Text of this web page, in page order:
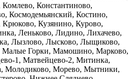
Константиново,
Космодемьянский, Костино,
Кузянино, Курово,
Леньково, Лидино, Лихачево,
Лызлово, Лысково, Лыщиково,
Малые Горки, Мамошино, Марково,
1, Матвейцево-2, Митинка,
Молодиково, Морево, Мытники,